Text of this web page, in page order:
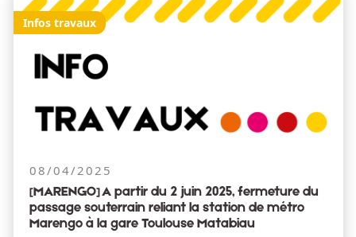
Infos travaux
08/04/2025
[MARENGO] A partir du 2 juin 2025, fermeture du
passage souterrain reliant la station de métro
Marengo à la gare Toulouse Matabiau